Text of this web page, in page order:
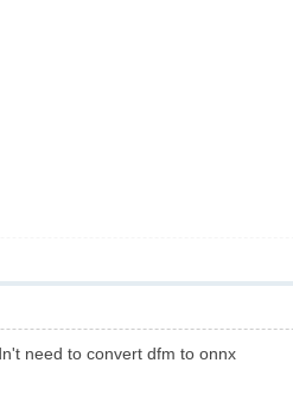
need to convert dfm to onnx